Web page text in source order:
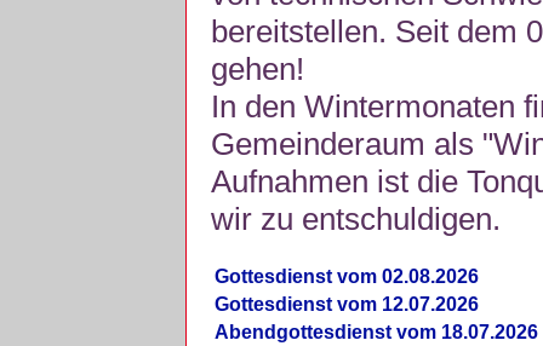
bereitstellen. Seit dem
gehen!
In den Wintermonaten
Gemeinderaum als
Aufnahmen ist die
wir zu entschuldigen.
Gottesdienst vom 02.08.2026
Gottesdienst vom 12.07.2026
Abendgottesdienst vom 18.07.2026